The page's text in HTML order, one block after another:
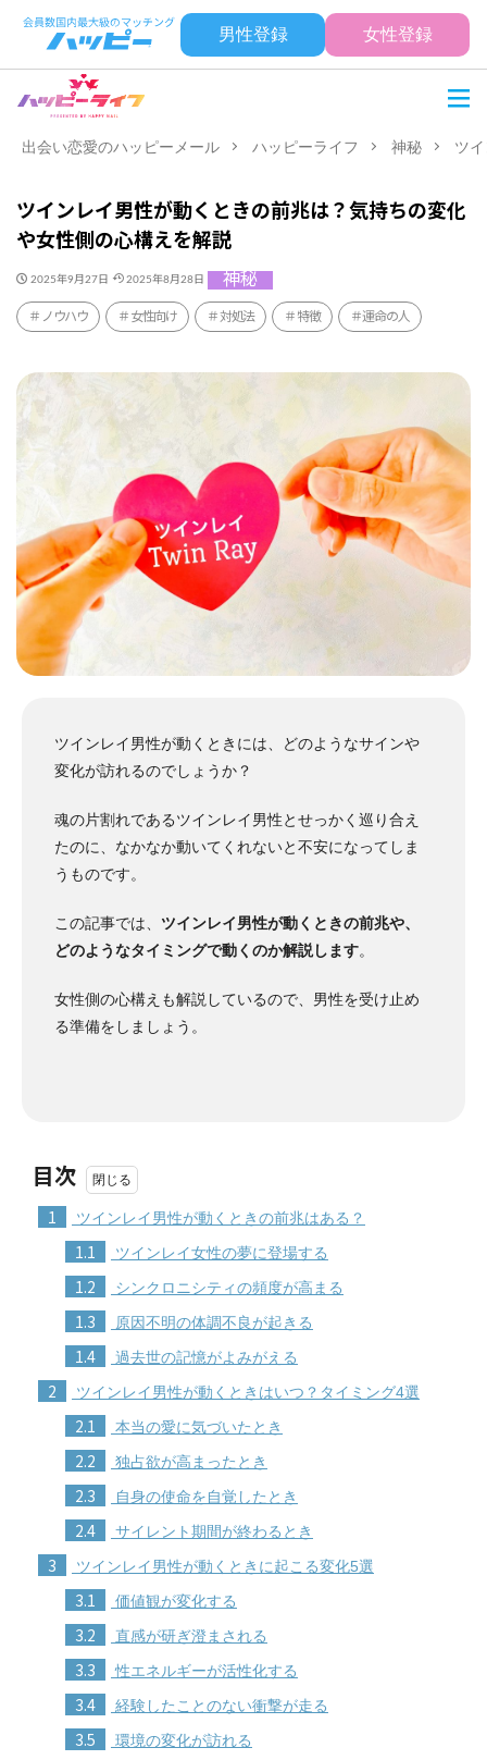
男性登録 女性登録
出会い恋愛のハッピーメール ハッピーライフ 神秘 ツ
ツインレイ男性が動くときの前兆は？気持ちの変化
や女性側の心構えを解説
2025年9月27日 2025年8月28日 神秘
ノウハウ 女性向け 対処法 特徴 運命の人
ツインレイ男性が動くときには、どのようなサインや
変化が訪れるのでしょうか？
魂の片割れであるツインレイ男性とせっかく巡り合え
たのに、なかなか動いてくれないと不安になってしま
うものです。
この記事では、 ツインレイ男性が動くときの前兆や、
どのようなタイミングで動くのか解説します。
女性側の心構えも解説しているので、男性を受け止め
る準備をしましょう。
目次
1 ツインレイ男性が動くときの前兆はある？
1.1 ツインレイ女性の夢に登場する
1.2 シンクロニシティの頻度が高まる
1.3 原因不明の体調不良が起きる
1.4 過去世の記憶がよみがえる
2 ツインレイ男性が動くときはいつ？タイミング4選
2.1 本当の愛に気づいたとき
2.2 独占欲が高まったとき
2.3 自身の使命を自覚したとき
2.4 サイレント期間が終わるとき
3 ツインレイ男性が動くときに起こる変化5選
3.1 価値観が変化する
3.2 直感が研ぎ澄まされる
3.3 性エネルギーが活性化する
3.4 経験したことのない衝撃が走る
3.5 環境の変化が訪れる